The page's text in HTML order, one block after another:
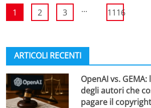
1 2 3 ... 1116
ARTICOLI RECENTI
OpenAI vs.
degli autori che
pagare il copyright